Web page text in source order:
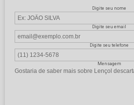
Digite seu nome
Digite seu email
Digite seu telefone
Mensagem